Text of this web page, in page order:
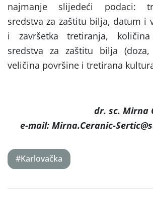
najmanje slijedeći podaci:
sredstva za zaštitu bilja, datum i
i završetka tretiranja,
sredstva za zaštitu bilja (doza,
veličina površine i tretirana
dr. sc. Mirna
e-mail: Mirna.Ceranic-
#Karlovačka